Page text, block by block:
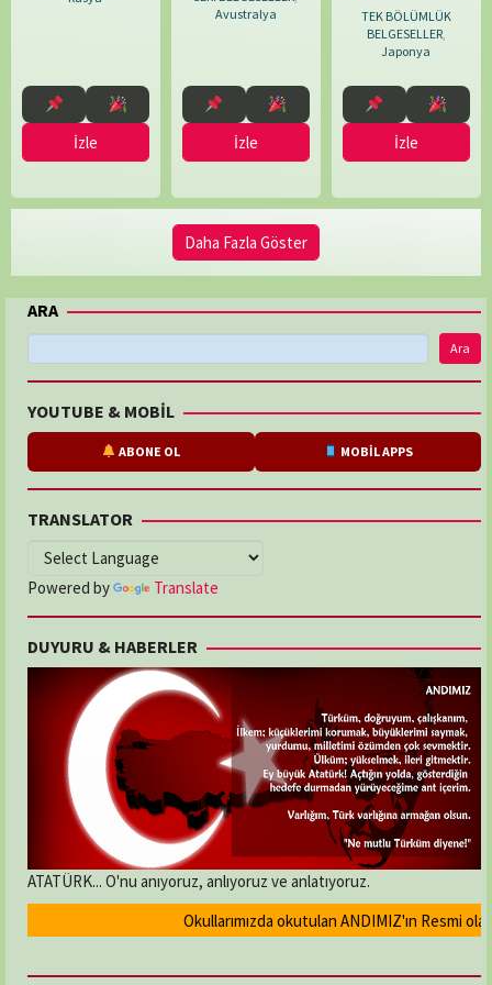
İzle
Avustralya
İzle
TEK BÖLÜMLÜK
BELGESELLER,
Japonya
İzle
Daha Fazla Göster
ARA
Ara
YOUTUBE & MOBİL
ABONE OL MOBİL APPS
TRANSLATOR
Powered by Translate
DUYURU & HABERLER
ATATÜRK... O'nu anıyoruz, anlıyoruz ve anlatıyoruz.
Okullarımızda okutulan ANDIMIZ'ın Resmi